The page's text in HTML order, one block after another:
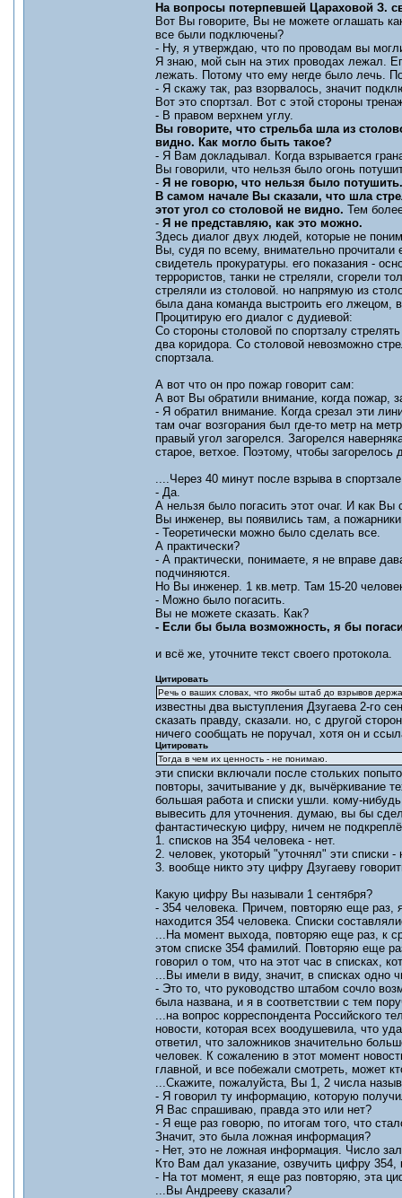
На вопросы потерпевшей Цараховой З.
Вот Вы говорите, Вы не можете оглашать
все были подключены?
- Ну, я утверждаю, что по проводам вы
Я знаю, мой сын на этих проводах лежал.
лежать. Потому что ему негде было лечь.
- Я скажу так, раз взорвалось, значит
Вот это спортзал. Вот с этой стороны
- В правом верхнем углу.
Вы говорите, что стрельба шла из
видно. Как могло быть такое?
- Я Вам докладывал. Когда взрывается
Вы говорили, что нельзя было огонь
- Я не говорю, что нельзя было
В самом начале Вы сказали, что шла
этот угол со столовой не видно. Тем
- Я не представляю, как это можно.
Здесь диалог двух людей, которые не
Вы, судя по всему, внимательно прочитали
свидетель прокуратуры. его показания -
террористов, танки не стреляли, сгорели
стреляли из столовой. но напрямую из
была дана команда выстроить его лжецом,
Процитирую его диалог с дудиевой:
Со стороны столовой по спортзалу
два коридора. Со столовой невозможно
спортзала.
А вот что он про пожар говорит сам:
А вот Вы обратили внимание, когда пожар,
- Я обратил внимание. Когда срезал эти
там очаг возгорания был где-то метр на
правый угол загорелся. Загорелся
старое, ветхое. Поэтому, чтобы загорелось
....Через 40 минут после взрыва в
- Да.
А нельзя было погасить этот очаг. И как
Вы инженер, вы появились там, а
- Теоретически можно было сделать все.
А практически?
- А практически, понимаете, я не вправе
подчиняются.
Но Вы инженер. 1 кв.метр. Там 15-20
- Можно было погасить.
Вы не можете сказать. Как?
- Если бы была возможность, я бы
и всё же, уточните текст своего протокола.
Цитировать
Речь о ваших словах, что якобы штаб до взрывов
известны два выступления Дзугаева 2-го
сказать правду, сказали. но, с другой
ничего сообщать не поручал, хотя он и
Цитировать
Тогда в чем их ценность - не понимаю.
эти списки включали после стольких
повторы, зачитывание у дк, вычёркивание
большая работа и списки ушли. кому-
вывесить для уточнения. думаю, вы бы
фантастическую цифру, ничем не
1. списков на 354 человека - нет.
2. человек, укоторый "уточнял" эти списки -
3. вообще никто эту цифру Дзугаеву
Какую цифру Вы называли 1 сентября?
- 354 человека. Причем, повторяю еще раз,
находится 354 человека. Списки
...На момент выхода, повторяю еще раз, к
этом списке 354 фамилий. Повторяю еще
говорил о том, что на этот час в списках,
...Вы имели в виду, значит, в списках одно
- Это то, что руководство штабом сочло
была названа, и я в соответствии с тем
...на вопрос корреспондента Российского
новости, которая всех воодушевила, что
ответил, что заложников значительно
человек. К сожалению в этот момент
главной, и все побежали смотреть, может
...Скажите, пожалуйста, Вы 1, 2 числа
- Я говорил ту информацию, которую
Я Вас спрашиваю, правда это или нет?
- Я еще раз говорю, по итогам того, что
Значит, это была ложная информация?
- Нет, это не ложная информация. Число
Кто Вам дал указание, озвучить цифру 354,
- На тот момент, я еще раз повторяю, эта
...Вы Андрееву сказали?